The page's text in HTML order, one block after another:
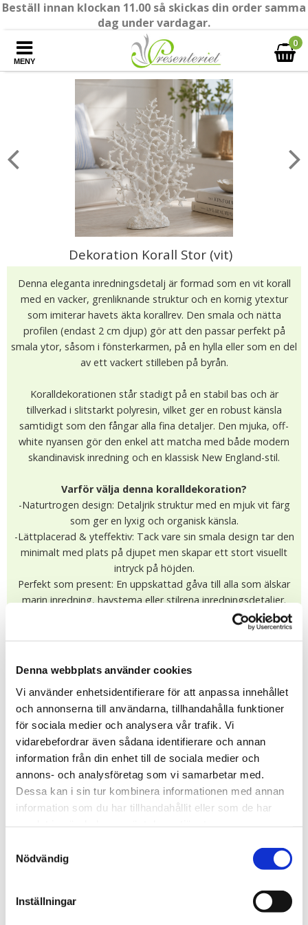
Denna webbplats använder cookies
Vi använder enhetsidentifierare för att anpassa innehållet
och annonserna till användarna, tillhandahålla funktioner
för sociala medier och analysera vår trafik. Vi
vidarebefordrar även sådana identifierare och annan
information från din enhet till de sociala medier och
annons- och analysföretag som vi samarbetar med.
Dessa kan i sin tur kombinera informationen med annan
information som du har tillhandahållit eller som de har
Nödvändig
Inställningar
Beställ innan klockan 11.00 så skickas din order samma
dag under vardagar.
MENY
0
Dekoration Korall Stor (vit)
Denna eleganta inredningsdetalj är formad som en vit korall
med en vacker, grenliknande struktur och en kornig ytextur
som imiterar havets äkta korallrev. Den smala och nätta
profilen (endast 2 cm djup) gör att den passar perfekt på
smala ytor, såsom i fönsterkarmen, på en hylla eller som en del
av ett vackert stilleben på byrån.
Koralldekorationen står stadigt på en stabil bas och är
tillverkad i slitstarkt polyresin, vilket ger en robust känsla
samtidigt som den fångar alla fina detaljer. Den mjuka, off-
white nyansen gör den enkel att matcha med både modern
skandinavisk inredning och en klassisk New England-stil.
Varför välja denna koralldekoration?
-Naturtrogen design: Detaljrik struktur med en mjuk vit färg
som ger en lyxig och organisk känsla.
-Lättplacerad & yteffektiv: Tack vare sin smala design tar den
minimalt med plats på djupet men skapar ett stort visuellt
intryck på höjden.
Perfekt som present: En uppskattad gåva till alla som älskar
marin inredning, havstema eller stilrena inredningsdetaljer.
- Material: Poly (Polyresin)
- Stil: Marin inredning, kustnära stil, strandkänsla
259.00 kr
I lager (4 st)Leveranstid: 1-4 dagar
KÖP
★ ★★★★
13854